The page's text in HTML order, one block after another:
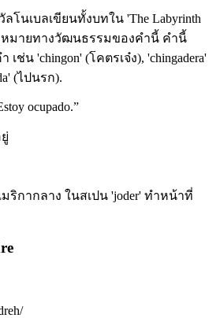
ลโนเบลเขียนทั้งบทใน 'The Labyrinth
หมายทางวัฒนธรรมของคำนี้ คำนี้
ช่น 'chingon' (โคตรเจ๋ง), 'chingadera'
(ไปนรก).
ocupado.”
ริกากลาง ในสเปน 'joder' ทำหน้าที่
/